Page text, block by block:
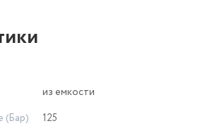
из емкости
(Бар)
125